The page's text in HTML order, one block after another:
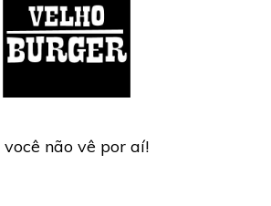
não vê por aí!